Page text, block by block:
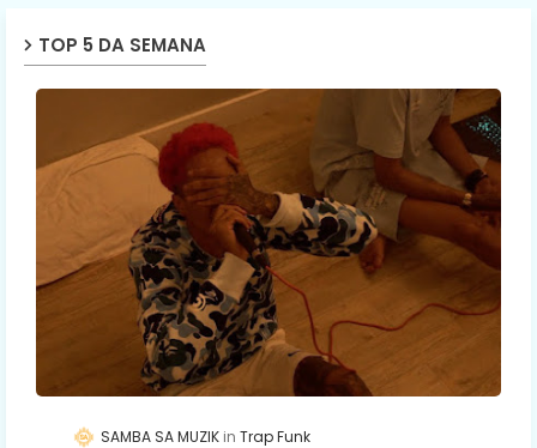
TOP 5 DA SEMANA
SAMBA SA MUZIK Trap Funk